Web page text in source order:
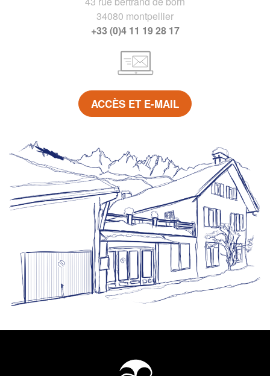
34080 montpellier
+33 (0)4 11 19 28 17
ACCÈS ET E-MAIL